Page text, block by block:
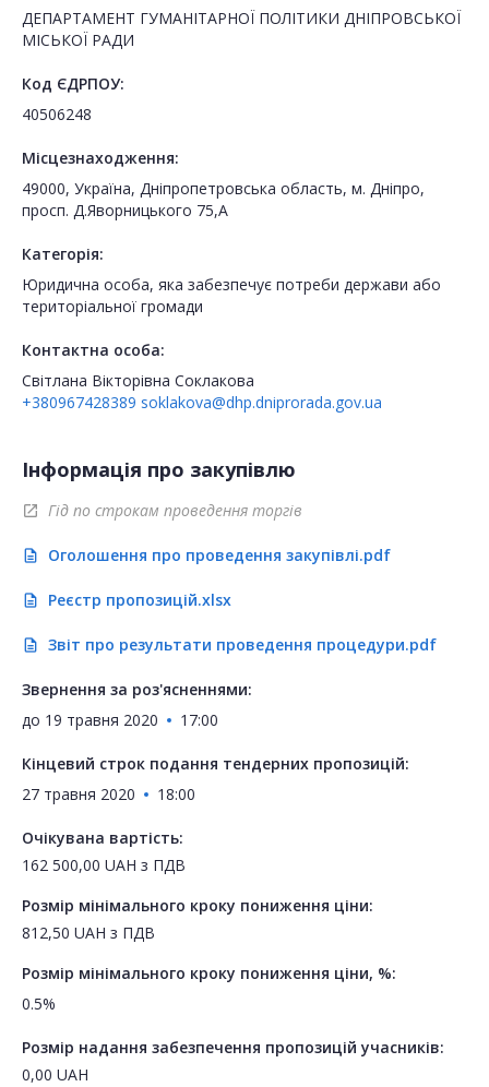
ДЕПАРТАМЕНТ ГУМАНІТАРНОЇ ПОЛІТИКИ ДНІПРОВСЬКОЇ
МІСЬКОЇ РАДИ
Код ЄДРПОУ:
40506248
Місцезнаходження:
49000, Україна, Дніпропетровська область, м. Дніпро,
просп. Д.Яворницького 75,А
Категорія:
Юридична особа, яка забезпечує потреби держави або
територіальної громади
Контактна особа:
Світлана Вікторівна Соклакова
+380967428389 soklakova@dhp.dniprorada.gov.ua
Інформація про закупівлю
open_in_new Гід по строкам проведення торгів
description Оголошення про проведення закупівлі.pdf
description Реєстр пропозицій.xlsx
description Звіт про результати проведення процедури.pdf
Звернення за роз'ясненнями:
до 19 травня 2020 17:00
Кінцевий строк подання тендерних пропозицій:
27 травня 2020
18:00
Очікувана вартість:
162 500,00 UAH з ПДВ
Розмір мінімального кроку пониження ціни:
812,50 UAH з ПДВ
Розмір мінімального кроку пониження ціни, %:
0.5%
Розмір надання забезпечення пропозицій учасників:
0,00 UAH